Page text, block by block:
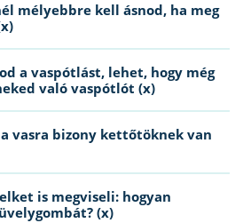
mélyebbre kell ásnod, ha meg
a vaspótlást, lehet, hogy még
való vaspótlót (x)
vasra bizony kettőtöknek van
is megviseli: hogyan
(x)